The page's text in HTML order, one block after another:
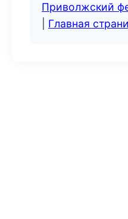
Приволжский
Главная